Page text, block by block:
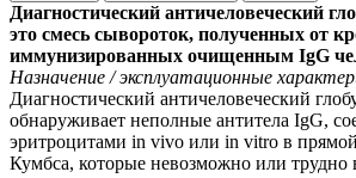
Диагностический античеловеческий
это смесь сывороток, полученных от
иммунизированных очищенным IgG
Назначение / эксплуатационные
Диагностический античеловеческий
обнаруживает неполные антитела IgG,
эритроцитами in vivo или in vitro в
Кумбса, которые невозможно или трудно